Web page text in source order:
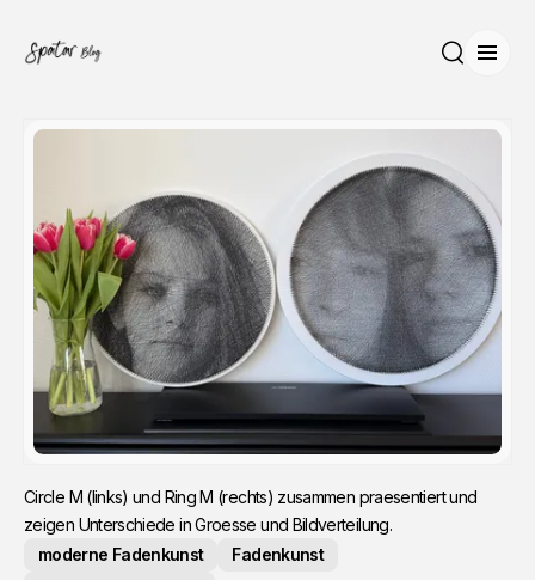
Circle M (links) und Ring M (rechts) zusammen praesentiert und
zeigen Unterschiede in Groesse und Bildverteilung.
moderne Fadenkunst
Fadenkunst